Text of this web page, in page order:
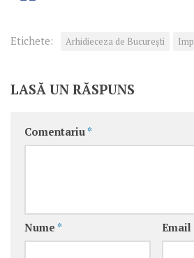
Etichete: Arhidieceza de București
LASĂ UN RĂSPUNS
Comentariu *
Nume * Email